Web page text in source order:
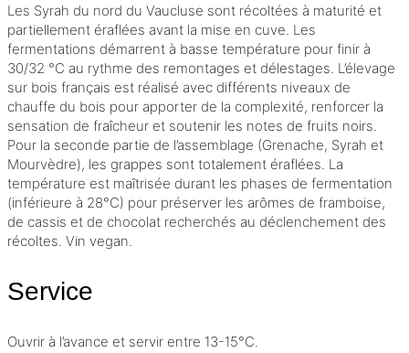
Les Syrah du nord du Vaucluse sont récoltées à maturité et
partiellement éraflées avant la mise en cuve. Les
fermentations démarrent à basse température pour finir à
30/32 °C au rythme des remontages et délestages. L’élevage
sur bois français est réalisé avec différents niveaux de
chauffe du bois pour apporter de la complexité, renforcer la
sensation de fraîcheur et soutenir les notes de fruits noirs.
Pour la seconde partie de l’assemblage (Grenache, Syrah et
Mourvèdre), les grappes sont totalement éraflées. La
température est maîtrisée durant les phases de fermentation
(inférieure à 28°C) pour préserver les arômes de framboise,
de cassis et de chocolat recherchés au déclenchement des
récoltes. Vin vegan.
Service
Ouvrir à l’avance et servir entre 13-15°C.